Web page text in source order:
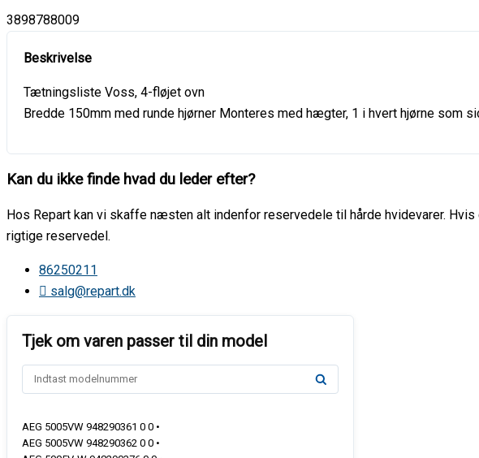
3898788009
Tætningsliste Voss, 4-fløjet ovn
Bredde 150mm med runde hjørner Monteres med hægter, 1 i hvert hjørne som
Kan du ikke finde hvad du leder efter?
Hos Repart kan vi skaffe næsten alt indenfor reservedele til hårde hvidevarer.
rigtige reservedel.
86250211
salg@repart.dk
AEG 5005VW 948290361 0 0 •
AEG 5005VW 948290362 0 0 •